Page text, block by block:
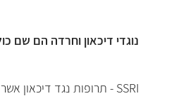
נוגדי דיכאון וחרדה הם שם
SSRI - תרופות נגד דיכאון אשר מתמקדות באיזון פעילות הסרוטונין ואשר מומלצות לטיפול בדיסטימיה, דיכאון קליני ודיכאון מלווה ב